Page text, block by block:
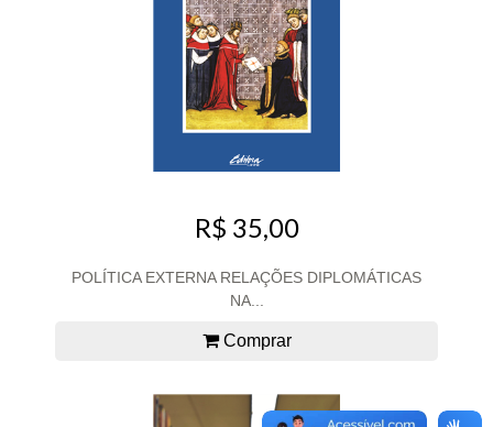
R$ 35,00
POLÍTICA EXTERNA RELAÇÕES DIPLOMÁTICAS
NA...
Comprar